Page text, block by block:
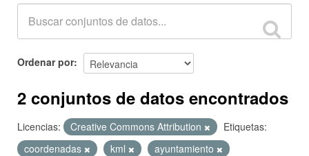
Ordenar por
2 conjuntos de datos encontrados
Licencias: Creative Commons Attribution
Etiquetas:
coordenadas
kml
ayuntamiento